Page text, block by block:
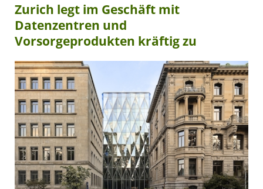
Zurich legt im Geschäft mit
Datenzentren und
Vorsorgeprodukten kräftig zu